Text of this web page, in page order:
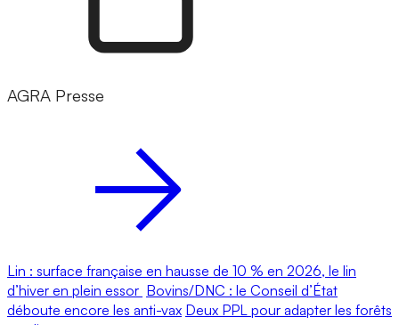
AGRA Presse
Lin : surface française en hausse de 10 % en 2026, le lin
d’hiver en plein essor Bovins/DNC : le Conseil d’État
déboute encore les anti-vax Deux PPL pour adapter les forêts